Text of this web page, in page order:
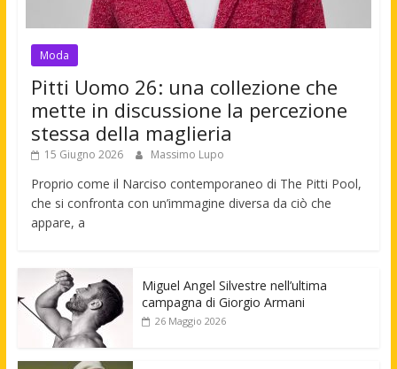
Moda
Pitti Uomo 26: una collezione che
mette in discussione la percezione
stessa della maglieria
15 Giugno 2026 Massimo Lupo
Proprio come il Narciso contemporaneo di The Pitti Pool,
che si confronta con un’immagine diversa da ciò che
appare, a
Miguel Angel Silvestre nell’ultima
campagna di Giorgio Armani
26 Maggio 2026